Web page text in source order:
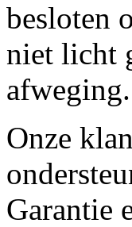
besloten
niet licht
afweging.
Onze
Garantie